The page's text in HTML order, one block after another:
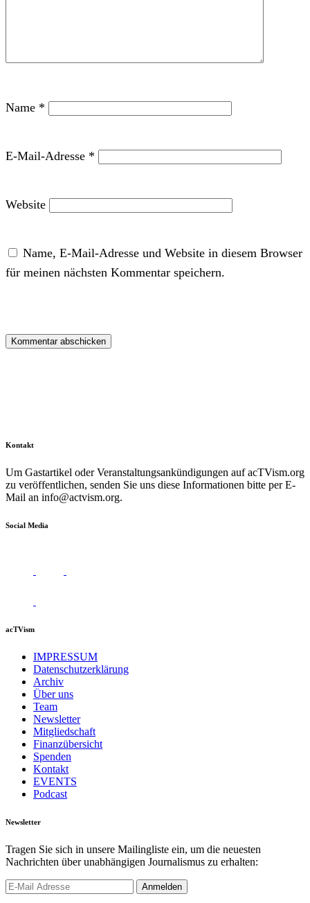
Name *
E-Mail-Adresse *
Website
Name, E-Mail-Adresse und Website in diesem Browser
für meinen nächsten Kommentar speichern.
Kontakt
Um Gastartikel oder Veranstaltungsankündigungen auf acTVism.org
zu veröffentlichen, senden Sie uns diese Informationen bitte per E-
Mail an info@actvism.org.
Social Media
acTVism
IMPRESSUM
Datenschutzerklärung
Archiv
Über uns
Team
Newsletter
Mitgliedschaft
Finanzübersicht
Spenden
Kontakt
EVENTS
Podcast
Newsletter
Tragen Sie sich in unsere Mailingliste ein, um die neuesten
Nachrichten über unabhängigen Journalismus zu erhalten: